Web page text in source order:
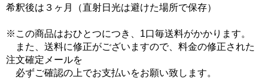
希釈後は３ヶ月（直射日光は避けた場所で保存）
※この商品はおひとつにつき、1口毎送料がかかります。
また、送料に修正がございますので、料金の修正された
注文確定メールを
必ずご確認の上でお支払いをお願い致します。